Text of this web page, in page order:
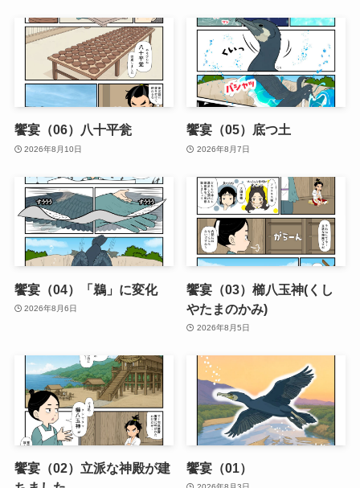
饗宴（06）八十平瓮
2026年8月10日
饗宴（05）底つ土
2026年8月7日
饗宴（04）「鵜」に変化
2026年8月6日
饗宴（03）櫛八玉神(くし
やたまのかみ)
2026年8月5日
饗宴（02）立派な神殿が建
饗宴（01）